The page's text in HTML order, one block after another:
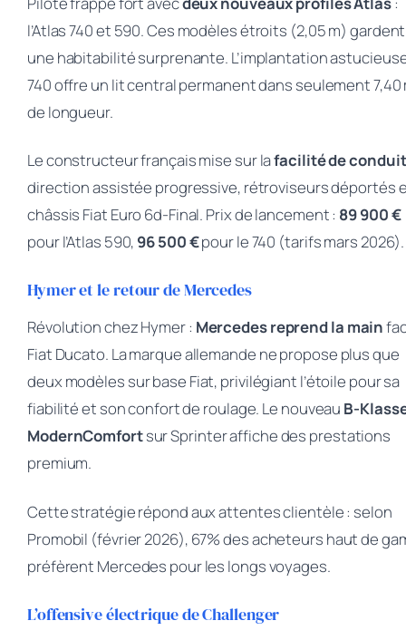
l’Atlas 740 et 590. Ces modèles étroits (2,05 m) gardent
une habitabilité surprenante. L’implantation
740 offre un lit central permanent dans seulement 7,40
de longueur.
Le constructeur français mise sur lafacilité de
direction assistée progressive, rétroviseurs déportés
châssis Fiat Euro 6d-Final. Prix de lancement : 89 900 €
pour l’Atlas 590, 96 500 €pour le 740 (tarifs mars 2026).
Hymer et le retour de Mercedes
Révolution chez Hymer : Mercedes reprend la main
Fiat Ducato. La marque allemande ne propose plus que
deux modèles sur base Fiat, privilégiant l’étoile pour sa
fiabilité et son confort de roulage. Le nouveau B-
ModernComfortsur Sprinter affiche des prestations
premium.
Cette stratégie répond aux attentes clientèle : selon
Promobil (février 2026), 67% des acheteurs haut de
préfèrent Mercedes pour les longs voyages.
L’offensive électrique de Challenger